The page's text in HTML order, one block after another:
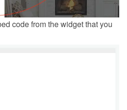
code from the widget that you